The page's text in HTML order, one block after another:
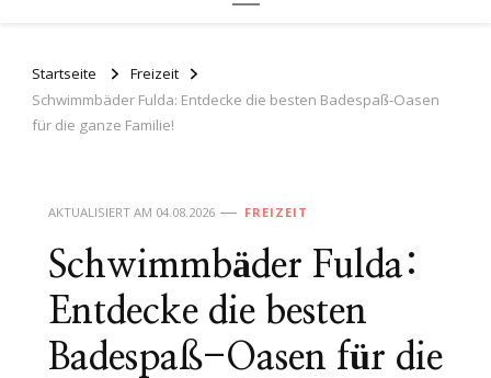
Startseite
Freizeit
Schwimmbäder Fulda: Entdecke die besten Badespaß-Oasen
für die ganze Familie!
AKTUALISIERT AM 04.08.2026 FREIZEIT
Schwimmbäder Fulda:
Entdecke die besten
Badespaß-Oasen für die